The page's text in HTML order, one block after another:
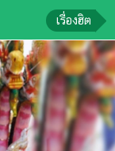
เรื่องฮิต